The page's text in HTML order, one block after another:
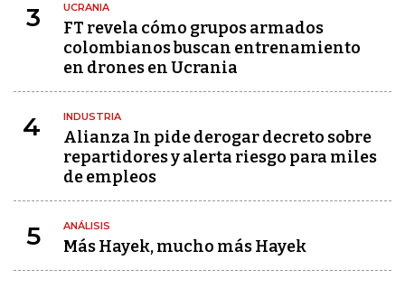
3 UCRANIA
FT revela cómo grupos armados
colombianos buscan entrenamiento
en drones en Ucrania
4 INDUSTRIA
Alianza In pide derogar decreto sobre
repartidores y alerta riesgo para miles
de empleos
5 ANÁLISIS
Más Hayek, mucho más Hayek